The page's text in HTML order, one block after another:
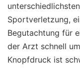
Sportverletzung,
Begutachtung für
der Arzt schnell
Knopfdruck ist